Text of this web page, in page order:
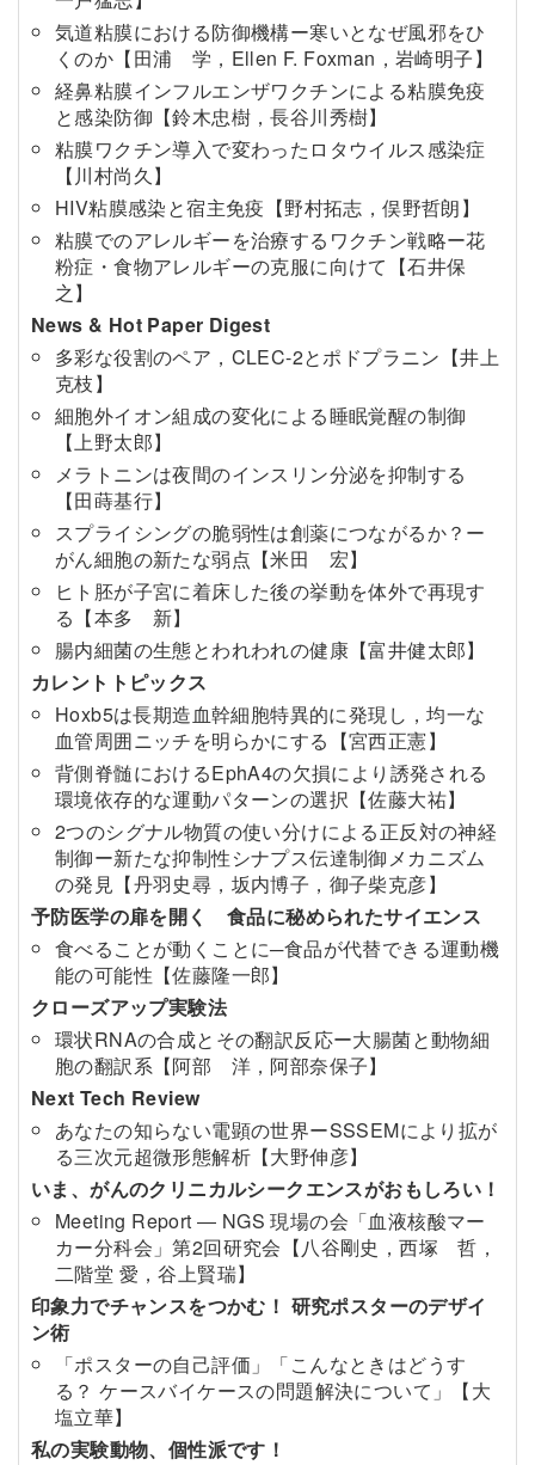
気道粘膜における防御機構ー寒いとなぜ風邪をひ
くのか【田浦 学，Ellen F. Foxman，岩崎明子】
経鼻粘膜インフルエンザワクチンによる粘膜免疫
と感染防御【鈴木忠樹，長谷川秀樹】
粘膜ワクチン導入で変わったロタウイルス感染症
【川村尚久】
HIV粘膜感染と宿主免疫【野村拓志，俣野哲朗】
粘膜でのアレルギーを治療するワクチン戦略ー花
粉症・食物アレルギーの克服に向けて【石井保
之】
News & Hot Paper Digest
多彩な役割のペア，CLEC-2とポドプラニン【井上
克枝】
細胞外イオン組成の変化による睡眠覚醒の制御
【上野太郎】
メラトニンは夜間のインスリン分泌を抑制する
【田蒔基行】
スプライシングの脆弱性は創薬につながるか？ー
がん細胞の新たな弱点【米田 宏】
ヒト胚が子宮に着床した後の挙動を体外で再現す
る【本多 新】
腸内細菌の生態とわれわれの健康【富井健太郎】
カレントトピックス
Hoxb5は長期造血幹細胞特異的に発現し，均一な
血管周囲ニッチを明らかにする【宮西正憲】
背側脊髄におけるEphA4の欠損により誘発される
環境依存的な運動パターンの選択【佐藤大祐】
2つのシグナル物質の使い分けによる正反対の神経
制御ー新たな抑制性シナプス伝達制御メカニズム
の発見【丹羽史尋，坂内博子，御子柴克彦】
予防医学の扉を開く 食品に秘められたサイエンス
食べることが動くことに─食品が代替できる運動機
能の可能性【佐藤隆一郎】
クローズアップ実験法
環状RNAの合成とその翻訳反応ー大腸菌と動物細
胞の翻訳系【阿部 洋，阿部奈保子】
Next Tech Review
あなたの知らない電顕の世界ーSSSEMにより拡が
る三次元超微形態解析【大野伸彦】
いま、がんのクリニカルシークエンスがおもしろい！
Meeting Report ― NGS 現場の会「血液核酸マー
カー分科会」第2回研究会【八谷剛史，西塚 哲，
二階堂 愛，谷上賢瑞】
印象力でチャンスをつかむ！ 研究ポスターのデザイ
ン術
「ポスターの自己評価」「こんなときはどうす
る？ ケースバイケースの問題解決について」【大
塩立華】
私の実験動物、個性派です！